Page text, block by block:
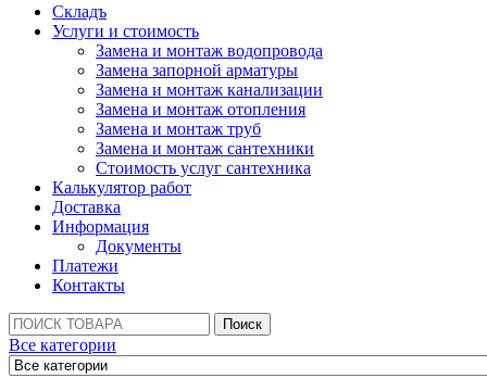
Складъ
Услуги и стоимость
Замена и монтаж водопровода
Замена запорной арматуры
Замена и монтаж канализации
Замена и монтаж отопления
Замена и монтаж труб
Замена и монтаж сантехники
Стоимость услуг сантехника
Калькулятор работ
Доставка
Информация
Документы
Платежи
Контакты
Поиск:
Поиск
Все категории